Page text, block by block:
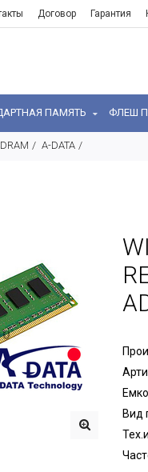
Договор Гарантия
ПАМЯТЬ ФЛЕШ
A-DATA
Вид